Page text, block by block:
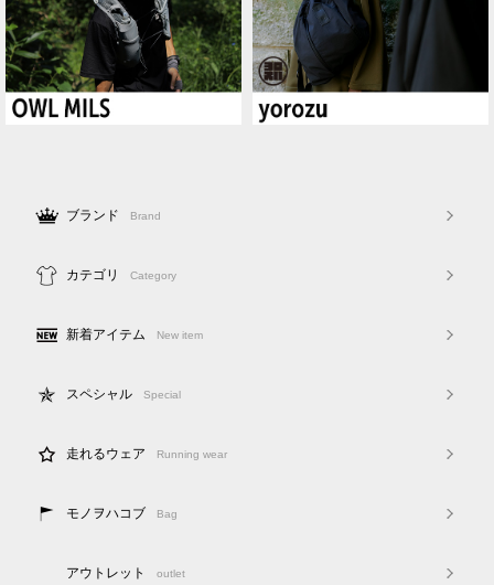
ブランド Brand
カテゴリ Category
新着アイテム New item
スペシャル Special
走れるウェア Running wear
モノヲハコブ Bag
アウトレット outlet